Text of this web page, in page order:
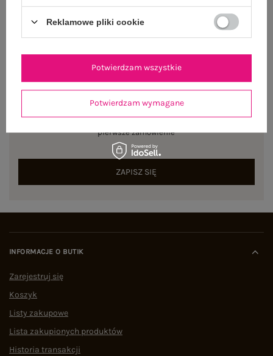
NEWSLETTER
pierwsze zamówienie
ZAPISZ SIĘ
INFORMACJE O BUTIK
Zarejestruj się
Koszyk
Listy zakupowe
Lista zakupionych produktów
Historia transakcji
Reklamowe pliki cookie
Potwierdzam wymagane
Potwierdzam wszystkie